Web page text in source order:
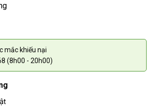
mắc khiếu nại
(8h00 - 20h00)